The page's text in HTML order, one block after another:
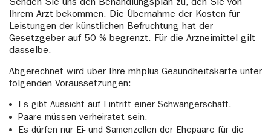
gespritzt. Hat eine Befruchtung stattgefunden,
werden analog zur In-Vitro-Fertilisation bis zu 3 der
Embryonen übertragen. Eine ICSI wird zum Beispiel
angewendet, wenn beim Mann eine schlechte Qualität
oder stark verminderte Anzahl der Spermien vorliegt.
Auch wenn keine Spermien in die Samenflüssigkeit
gelangen können, ist eine Schwangerschaft durch
Hodengewebe einzelne Spermien entnommen und in
die Eizelle gespritzt. Die Methode führt in ca. 30 %
der erfolgreichen Befruchtungen zu einer
Senden Sie uns den Behandlungsplan zu, den Sie von
Ihrem Arzt bekommen. Die Übernahme der Kosten für
Leistungen der künstlichen Befruchtung hat der
Gesetzgeber auf 50 % begrenzt. Für die Arzneimittel gilt
dasselbe.
Abgerechnet wird über Ihre mhplus-Gesundheitskarte unter
folgenden Voraussetzungen:
Es gibt Aussicht auf Eintritt einer Schwangerschaft.
Paare müssen verheiratet sein.
Es dürfen nur Ei- und Samenzellen der Ehepaare für die